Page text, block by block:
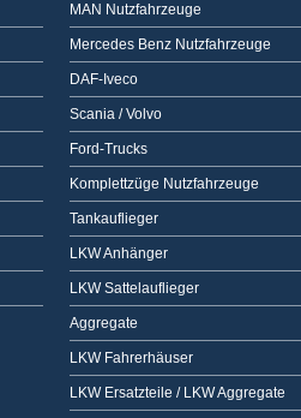
MAN Nutzfahrzeuge
Mercedes Benz Nutzfahrzeuge
DAF-Iveco
Scania / Volvo
Ford-Trucks
Komplettzüge Nutzfahrzeuge
Tankauflieger
LKW Anhänger
LKW Sattelauflieger
Aggregate
LKW Fahrerhäuser
LKW Ersatzteile / LKW Aggregate